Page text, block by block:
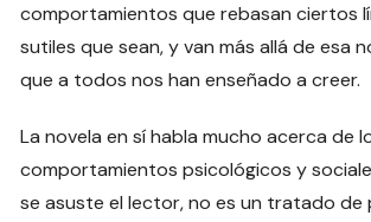
comportamientos que rebasan ciertos
sutiles que sean, y van más allá de esa
que a todos nos han enseñado a creer.
La novela en sí habla mucho acerca de
comportamientos psicológicos y
se asuste el lector, no es un tratado de